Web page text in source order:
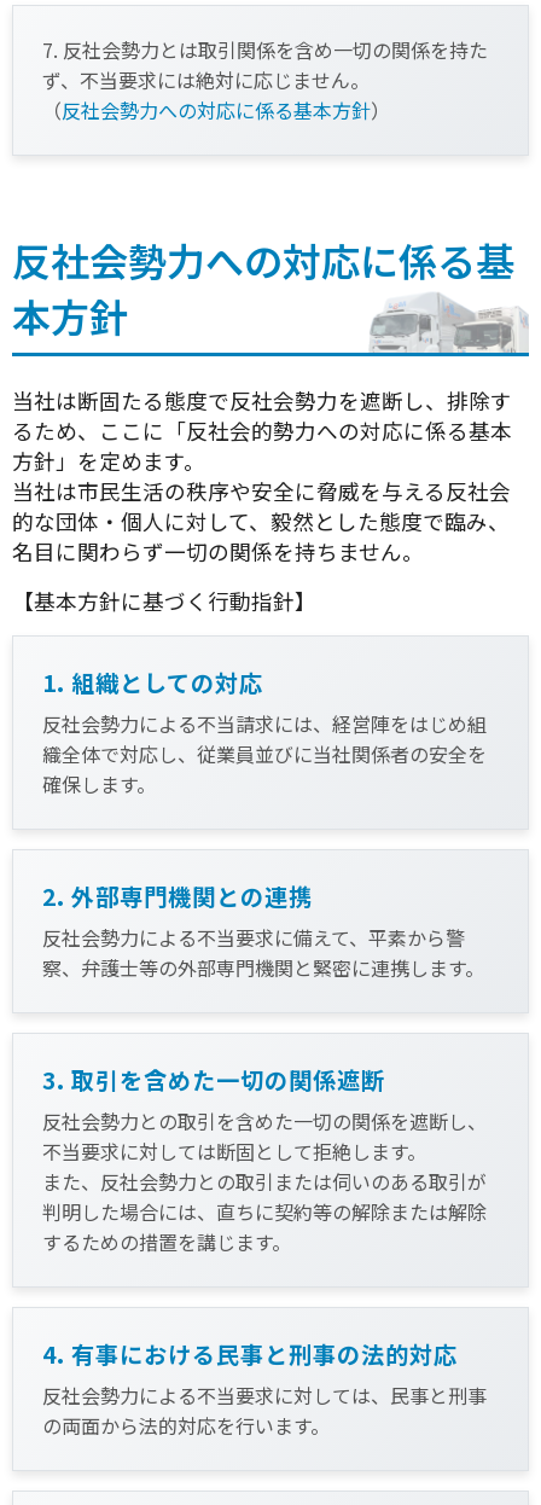
7. 反社会勢力とは取引関係を含め一切の関係を持た
ず、不当要求には絶対に応じません。
（反社会勢力への対応に係る基本方針）
反社会勢力への対応に係る基
本方針
当社は断固たる態度で反社会勢力を遮断し、排除す
るため、ここに「反社会的勢力への対応に係る基本
方針」を定めます。
当社は市民生活の秩序や安全に脅威を与える反社会
的な団体・個人に対して、毅然とした態度で臨み、
名目に関わらず一切の関係を持ちません。
【基本方針に基づく行動指針】
1. 組織としての対応
反社会勢力による不当請求には、経営陣をはじめ組
織全体で対応し、従業員並びに当社関係者の安全を
確保します。
2. 外部専門機関との連携
反社会勢力による不当要求に備えて、平素から警
察、弁護士等の外部専門機関と緊密に連携します。
3. 取引を含めた一切の関係遮断
反社会勢力との取引を含めた一切の関係を遮断し、
不当要求に対しては断固として拒絶します。
また、反社会勢力との取引または伺いのある取引が
判明した場合には、直ちに契約等の解除または解除
するための措置を講じます。
4. 有事における民事と刑事の法的対応
反社会勢力による不当要求に対しては、民事と刑事
の両面から法的対応を行います。